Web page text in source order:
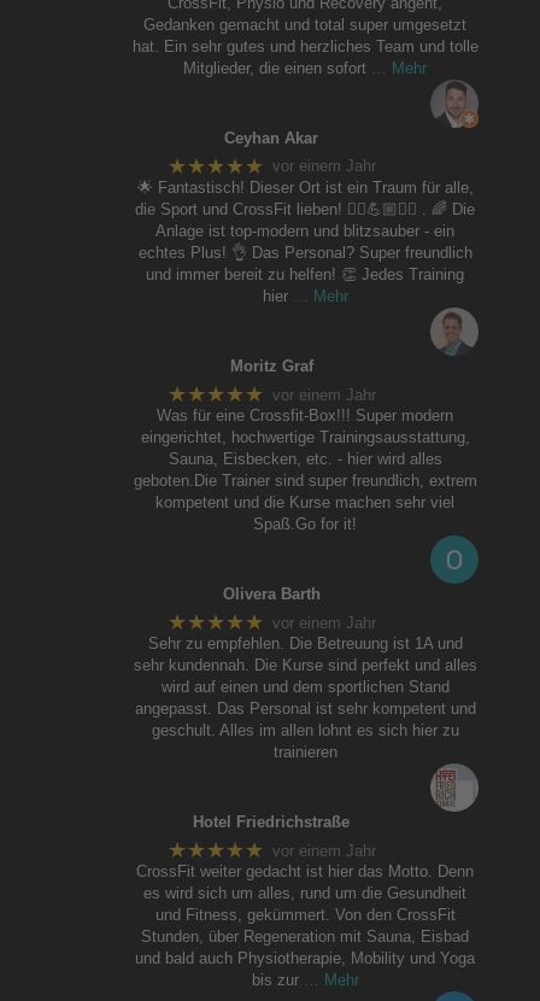
Gedanken gemacht und total super umgesetzt
hat. Ein sehr gutes und herzliches Team und tolle
Mitglieder, die einen sofort
… Mehr
Ceyhan Akar
★★★★★ vor einem Jahr
🌟 Fantastisch! Dieser Ort ist ein Traum für alle,
die Sport und CrossFit lieben! 🏃‍♀️💪🏼🚴‍♀️ . 🌈 Die
Anlage ist top-modern und blitzsauber - ein
echtes Plus! 👌 Das Personal? Super freundlich
und immer bereit zu helfen! 👏 Jedes Training
hier
… Mehr
Moritz Graf
★★★★★ vor einem Jahr
Was für eine Crossfit-Box!!! Super modern
eingerichtet, hochwertige Trainingsausstattung,
Sauna, Eisbecken, etc. - hier wird alles
geboten.Die Trainer sind super freundlich, extrem
kompetent und die Kurse machen sehr viel
Spaß.Go for it!
Olivera Barth
★★★★★ vor einem Jahr
Sehr zu empfehlen. Die Betreuung ist 1A und
sehr kundennah. Die Kurse sind perfekt und alles
wird auf einen und dem sportlichen Stand
angepasst. Das Personal ist sehr kompetent und
geschult. Alles im allen lohnt es sich hier zu
trainieren
Hotel Friedrichstraße
★★★★★ vor einem Jahr
CrossFit weiter gedacht ist hier das Motto. Denn
es wird sich um alles, rund um die Gesundheit
und Fitness, gekümmert. Von den CrossFit
Stunden, über Regeneration mit Sauna, Eisbad
und bald auch Physiotherapie, Mobility und Yoga
bis zur … Mehr